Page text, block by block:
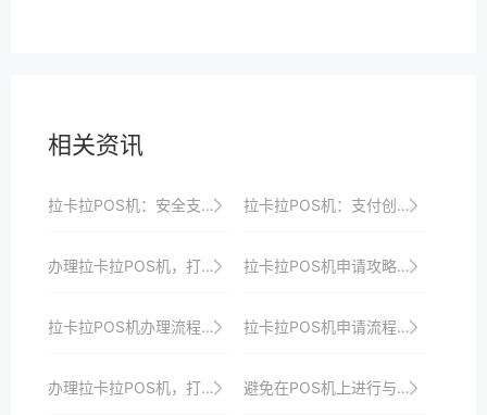
相关资讯
拉卡拉POS机：安全支付，守护商家利益 拉卡拉POS机：支付创新，引领行业发展
办理拉卡拉POS机，打造高效便捷安全的收银系统，提升商家收银效率、品牌形象与顾客支付体验 拉卡拉POS机申请攻略：如何选择适合自己的机型？
拉卡拉POS机办理流程揭秘：一站式服务、快速申请、高效收银，助力商家实现数字化转型与升级 拉卡拉POS机申请流程优化策略分享，提升商户支付效率与体验
办理拉卡拉POS机，打造高效便捷的收银系统，提升商家收银效率与顾客满意度 避免在POS机上进行与业务无关的操作，以免影响性能。